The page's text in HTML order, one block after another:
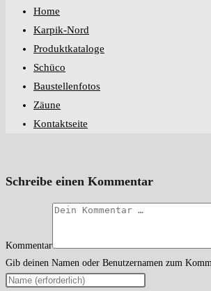
Home
Karpik-Nord
Produktkataloge
Schüco
Baustellenfotos
Zäune
Kontaktseite
Schreibe einen Kommentar
Kommentar
Gib deinen Namen oder Benutzernamen zum